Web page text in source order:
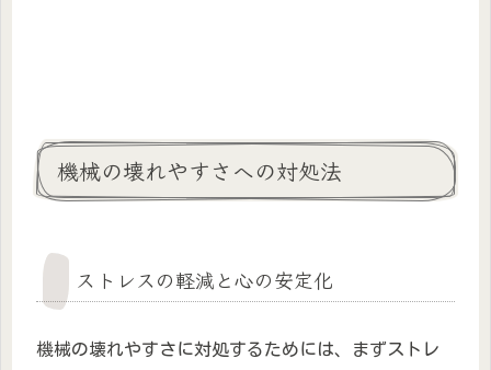
機械の壊れやすさへの対処法
ストレスの軽減と心の安定化
機械の壊れやすさに対処するためには、まずストレ